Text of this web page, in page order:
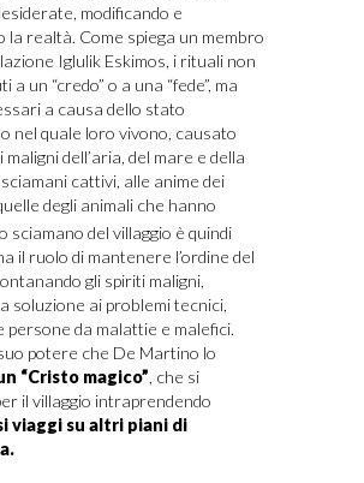
modificando e
la realtà. Come spiega un membro
Iglulik Eskimos, i rituali non
a un “credo” o a una “fede”, ma
a causa dello stato
nel quale loro vivono, causato
maligni dell’aria, del mare e della
cattivi, alle anime dei
degli animali che hanno
sciamano del villaggio è quindi
il ruolo di mantenere l’ordine del
gli spiriti maligni,
soluzione ai problemi tecnici,
persone da malattie e malefici.
potere che De Martino lo
“Cristo magico”, che si
il villaggio intraprendendo
viaggi su altri piani di